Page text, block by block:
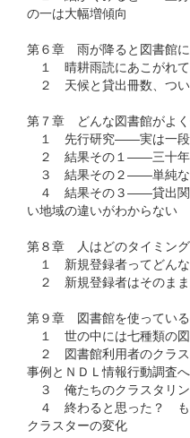
の一は大幅増傾向
第６章 雨が降ると図書館
１ 晴耕雨読にあこがれて
２ 天候と貸出冊数、つ
第７章 どんな図書館がよ
１ 先行研究――実は一段
２ 結果その１――三十年
３ 結果その２――単純な
４ 結果その３――貸出関
い地域の違いがわからない
第８章 人はどのタイミン
１ 新規登録者ってどんな
２ 新規登録者はそのまま
第９章 図書館を使ってい
１ 世の中には七種類の図
２ 図書館利用者のクラ
事例とＮＤＬ情報行動調査
３ 俺たちのクラスタリン
４ 終わると思った？ も
クラスターの変化